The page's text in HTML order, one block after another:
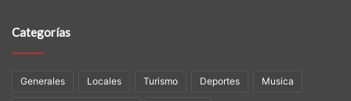
Categorías
Generales Locales Turismo Deportes Musica